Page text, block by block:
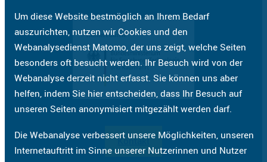
Um diese Website bestmöglich an Ihrem Bedarf
auszurichten, nutzen wir Cookies und den
Webanalysedienst Matomo, der uns zeigt, welche Seiten
besonders oft besucht werden. Ihr Besuch wird von der
Webanalyse derzeit nicht erfasst. Sie können uns aber
helfen, indem Sie hier entscheiden, dass Ihr Besuch auf
unseren Seiten anonymisiert mitgezählt werden darf.
Die Webanalyse verbessert unsere Möglichkeiten, unseren
Internetauftritt im Sinne unserer Nutzerinnen und Nutzer
Kontakt